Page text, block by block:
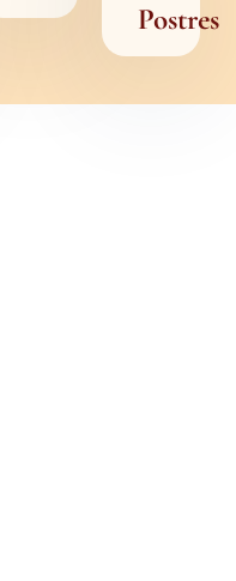
Postres